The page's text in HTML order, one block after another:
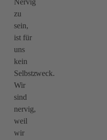
Nervig
zu
sein,
ist für
uns
kein
Selbstzweck.
Wir
sind
nervig,
weil
wir